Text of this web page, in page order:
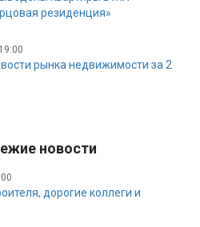
резиденция»
рынка недвижимости за 2
новости
дорогие коллеги и